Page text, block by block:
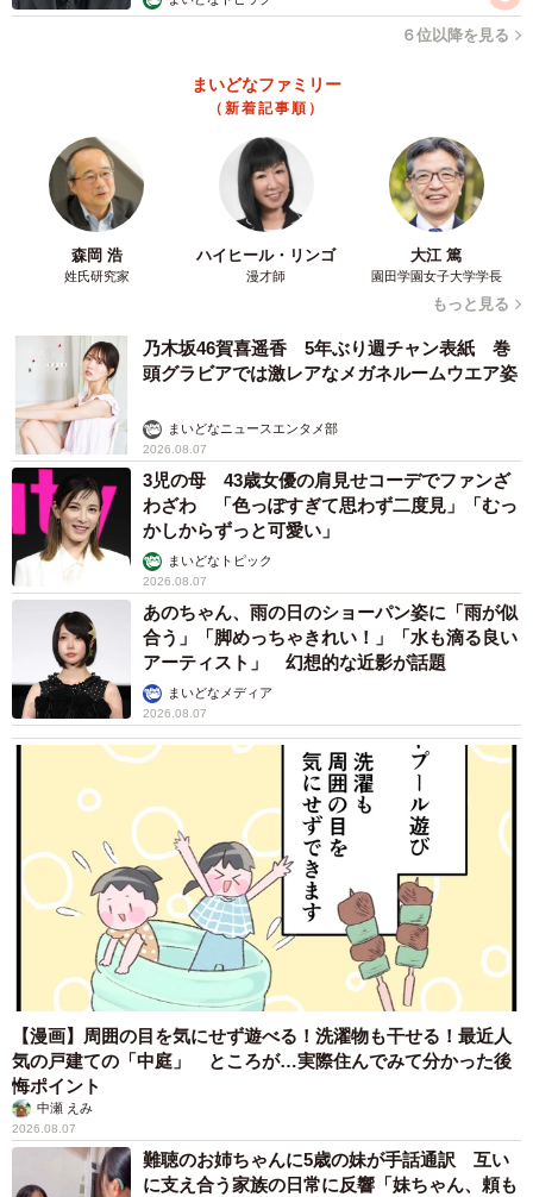
ー逆に、従業員側が企業から困る要求をされることもあり
退職自体を認めないというケースは少ないです。退職代行
として企業に連絡をすると、最初は強硬な態度を示すこと
もあります。しかし企業側も顧問弁護士に相談した結果、
法律上、退職の拒否ができないことを認識すると、すんな
懲戒解雇を訴える企業もありましたが、本人が懲戒理由に
あたるようなことをおこなっていなかったため、懲戒解雇
にはなりませんでした。
ー退職代行の過程で、無理を言ってくる企業はありました
か
企業側は何とかして本人と会って話をしようとすることが
あります。従業員の荷物を取りに来させようとしつこく言
われたこともありました。その時は私が代わりに会社に赴
き荷物を引き取りました。
◆北村真一（きたむら・しんいち）弁護士 「きたべん」
の愛称で大阪府茨木市で知らない人がいないといわれる大
人気ローカル弁護士。猫探しからM&Aまで幅広く取り扱
◇ ◇
7700人に聞いた「退職代行」実態調査ー『エン転職』ユー
ザーアンケートー（2023年10月公表）
https://prtimes.jp/main/html/rd/p/000000738.000000725.htm
l
６位以降を見る
まいどなファミリー
（新着記事順）
森岡 浩
姓氏研究家
ハイヒール・リンゴ
漫才師
大江 篤
園田学園女子大学学長
もっと見る
乃木坂46賀喜遥香 5年ぶり週チャン表紙 巻
頭グラビアでは激レアなメガネルームウエア姿
まいどなニュースエンタメ部
2026.08.07
3児の母 43歳女優の肩見せコーデでファンざ
わざわ 「色っぽすぎて思わず二度見」「むっ
かしからずっと可愛い」
まいどなトピック
2026.08.07
あのちゃん、雨の日のショーパン姿に「雨が似
合う」「脚めっちゃきれい！」「水も滴る良い
アーティスト」 幻想的な近影が話題
まいどなメディア
2026.08.07
【漫画】周囲の目を気にせず遊べる！洗濯物も干せる！最近人
気の戸建ての「中庭」 ところが…実際住んでみて分かった後
悔ポイント
中瀬 えみ
2026.08.07
難聴のお姉ちゃんに5歳の妹が手話通訳 互い
に支え合う家族の日常に反響「妹ちゃん、頼も